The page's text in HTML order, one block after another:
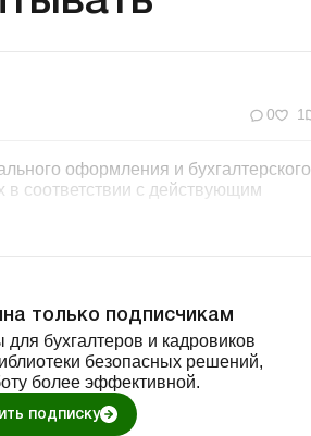
0 1
оформления и бухгалтерского
в соответствии с действующим
только подписчикам
бухгалтеров и кадровиков
безопасных решений,
более эффективной.
подписку